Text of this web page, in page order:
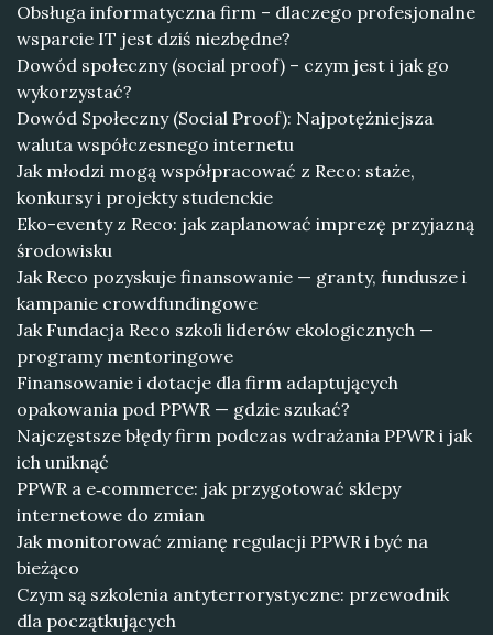
Obsługa informatyczna firm – dlaczego profesjonalne
wsparcie IT jest dziś niezbędne?
Dowód społeczny (social proof) – czym jest i jak go
wykorzystać?
Dowód Społeczny (Social Proof): Najpotężniejsza
waluta współczesnego internetu
Jak młodzi mogą współpracować z Reco: staże,
konkursy i projekty studenckie
Eko-eventy z Reco: jak zaplanować imprezę przyjazną
środowisku
Jak Reco pozyskuje finansowanie — granty, fundusze i
kampanie crowdfundingowe
Jak Fundacja Reco szkoli liderów ekologicznych —
programy mentoringowe
Finansowanie i dotacje dla firm adaptujących
opakowania pod PPWR — gdzie szukać?
Najczęstsze błędy firm podczas wdrażania PPWR i jak
ich uniknąć
PPWR a e‑commerce: jak przygotować sklepy
internetowe do zmian
Jak monitorować zmianę regulacji PPWR i być na
bieżąco
Czym są szkolenia antyterrorystyczne: przewodnik
dla początkujących